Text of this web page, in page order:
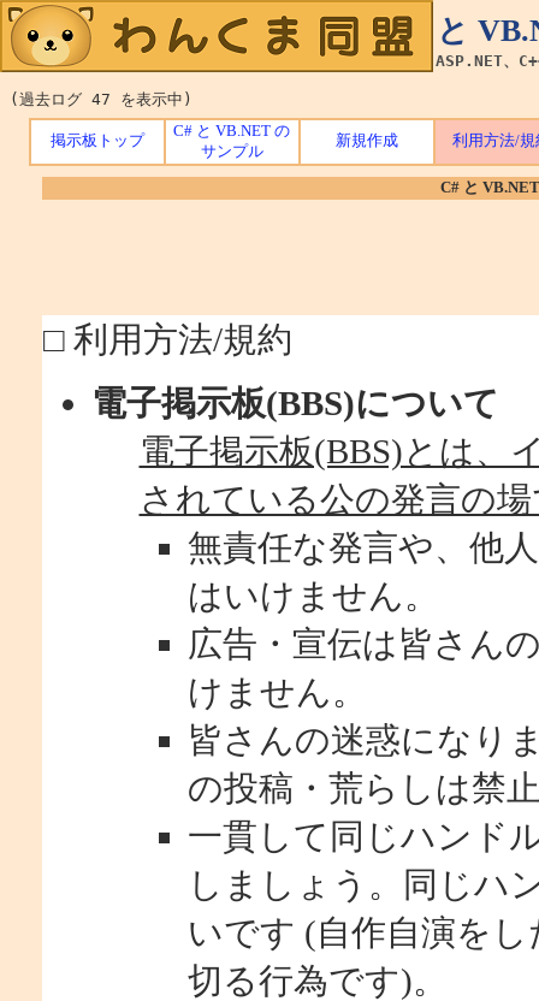
C# と
ASP.NET、
(過去ログ 47 を表示中)
掲示板トップ
C# と VB.NET の
サンプル
新規作成 利用方法/規
C# と
□ 利用方法/規約
電子掲示板(BBS)について
電子掲示板(BBS)とは、
されている公の発言の
無責任な発言や、他
はいけません。
広告・宣伝は皆さん
けません。
皆さんの迷惑になり
の投稿・荒らしは禁
一貫して同じハンド
しましょう。同じハ
いです (自作自演を
切る行為です)。